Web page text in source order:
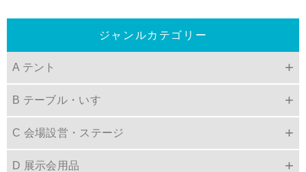
ジャンルカテゴリー
A テント
B テーブル・いす
C 会場設営・ステージ
D 展示会用品